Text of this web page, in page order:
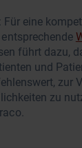
eine
führt dazu,
und
zur
zu